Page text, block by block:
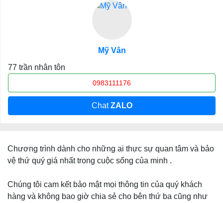
Mỹ Vân
77 trần nhân tôn
0983111176
ChatZALO
Chương trình dành cho những ai thực sự quan tâm và bảo
vệ thứ quý giá nhất trong cuộc sống của minh .
Chúng tôi cam kết bảo mật mọi thông tin của quý khách
hàng và không bao giờ chia sẻ cho bên thứ ba cũng như